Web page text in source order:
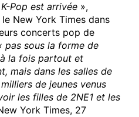
K-Pop est arrivée »,
New York Times dans
concerts pop de
pas sous la forme de
la fois partout et
mais dans les salles de
de jeunes venus
les filles de 2NE1 et les
York Times, 27